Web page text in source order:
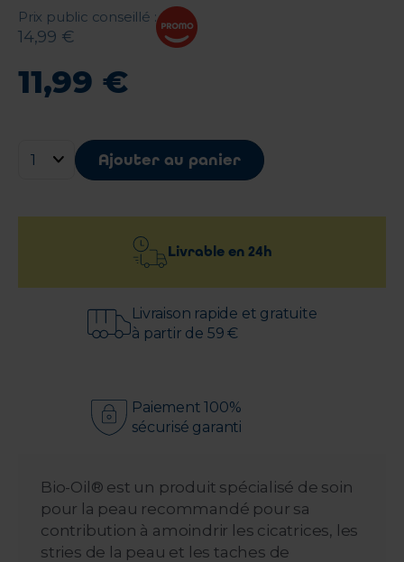
Prix public conseillé :
14,99 €
11,99 €
Ajouter au panier
Livrable en 24h
Livraison rapide et gratuite
à partir de 59 €
Paiement 100%
sécurisé garanti
Bio-Oil® est un produit spécialisé de soin
pour la peau recommandé pour sa
contribution à amoindrir les cicatrices, les
stries de la peau et les taches de